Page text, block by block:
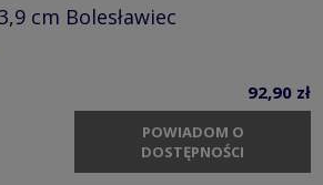
cm Bolesławiec
92,90 zł
POWIADOM O
DOSTĘPNOŚCI